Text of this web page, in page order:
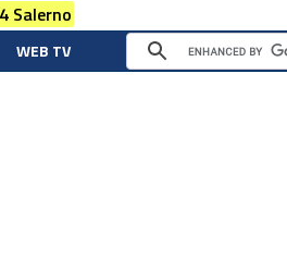
Salerno
WEB TV